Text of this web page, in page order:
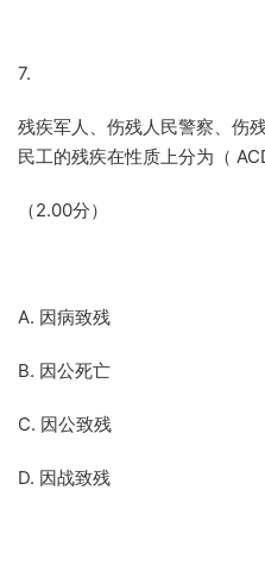
7.
残疾军人、伤残人民警察、伤
民工的残疾在性质上分为（
（2.00分）
A. 因病致残
B. 因公死亡
C. 因公致残
D. 因战致残